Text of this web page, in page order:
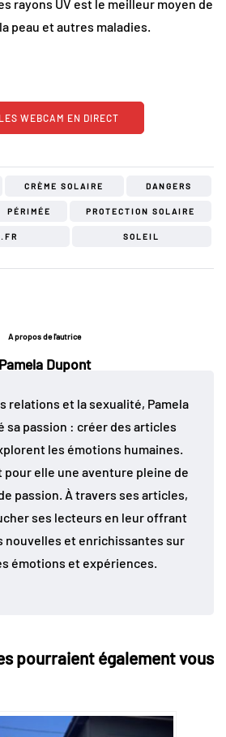
rayons UV est le meilleur moyen de
peau et autres maladies.
WEBCAM EN DIRECT
CRÈME SOLAIRE DANGERS
PÉRIMÉE PROTECTION SOLAIRE
SOLEIL
A propos de l'autrice
Pamela Dupont
relations et la sexualité, Pamela
sa passion : créer des articles
les émotions humaines.
pour elle une aventure pleine de
passion. À travers ses articles,
ses lecteurs en leur offrant
nouvelles et enrichissantes sur
émotions et expériences.
pourraient également vous